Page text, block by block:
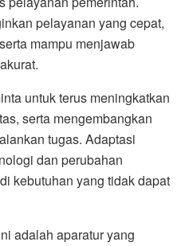
pelayanan yang cepat,
mampu menjawab
untuk terus meningkatkan
serta mengembangkan
tugas. Adaptasi
dan perubahan
kebutuhan yang tidak dapat
adalah aparatur yang